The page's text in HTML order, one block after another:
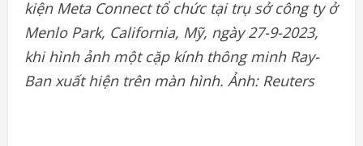
kiện Meta Connect tổ chức tại trụ sở công ty ở
Menlo Park, California, Mỹ, ngày 27-9-2023,
khi hình ảnh một cặp kính thông minh Ray-
Ban xuất hiện trên màn hình. Ảnh: Reuters